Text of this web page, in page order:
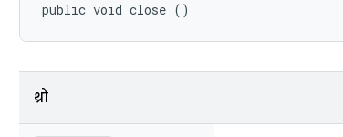
public void close ()
थ्रो